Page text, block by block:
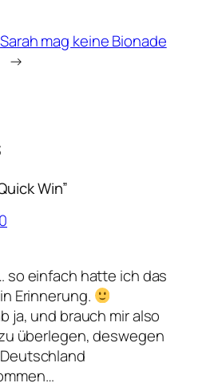
Sarah mag keine Bionade
→
Win”
so einfach hatte ich das
Erinnerung.
ja, und brauch mir also
überlegen, deswegen